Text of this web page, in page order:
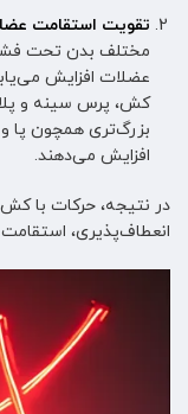
تقویت استقامت
مختلف بدن تحت
عضلات افزایش
کش، پرس سینه و
بزرگ‌تری همچون پا
افزایش می‌دهند.
در نتیجه، حرکات با
انعطاف‌پذیری،